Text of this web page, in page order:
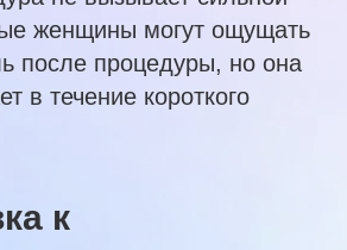
женщины могут ощущать
после процедуры, но она
в течение короткого
к